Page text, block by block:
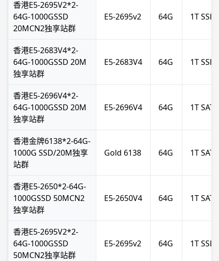
香港E5-2695V2*2-
64G-1000GSSD
20MCN2独享站群
E5-2695v2 64G 1T SSD
香港E5-2683V4*2-
64G-1000GSSD 20M
独享站群
E5-2683V4 64G 1T SSD
香港E5-2696V4*2-
64G-1000GSSD 20M
独享站群
E5-2696V4 64G 1T SATA
香港金牌6138*2-64G-
1000G SSD/20M独享
站群
Gold 6138 64G 1T SATA
香港E5-2650*2-64G-
1000GSSD 50MCN2
独享站群
E5-2650V4 64G 1T SATA
香港E5-2695V2*2-
64G-1000GSSD
50MCN2独享站群
E5-2695v2 64G 1T SSD